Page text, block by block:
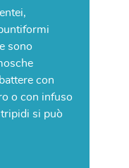
sono
con
o con infuso
si può